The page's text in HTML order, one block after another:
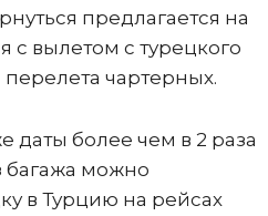
предлагается на
с вылетом с турецкого
перелета чартерных.
даты более чем в 2 раза
багажа можно
в Турцию на рейсах